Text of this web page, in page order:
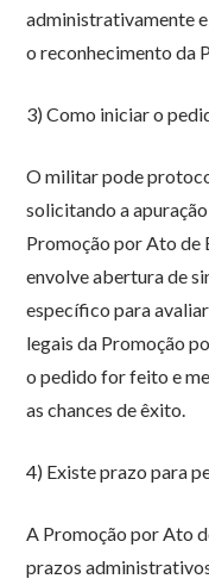
administrativamente
o reconhecimento da
3) Como iniciar o
O militar pode
solicitando a
Promoção por Ato de
envolve abertura de
específico para
legais da Promoção
o pedido for feito e
as chances de êxito.
4) Existe prazo para
A Promoção por Ato
prazos